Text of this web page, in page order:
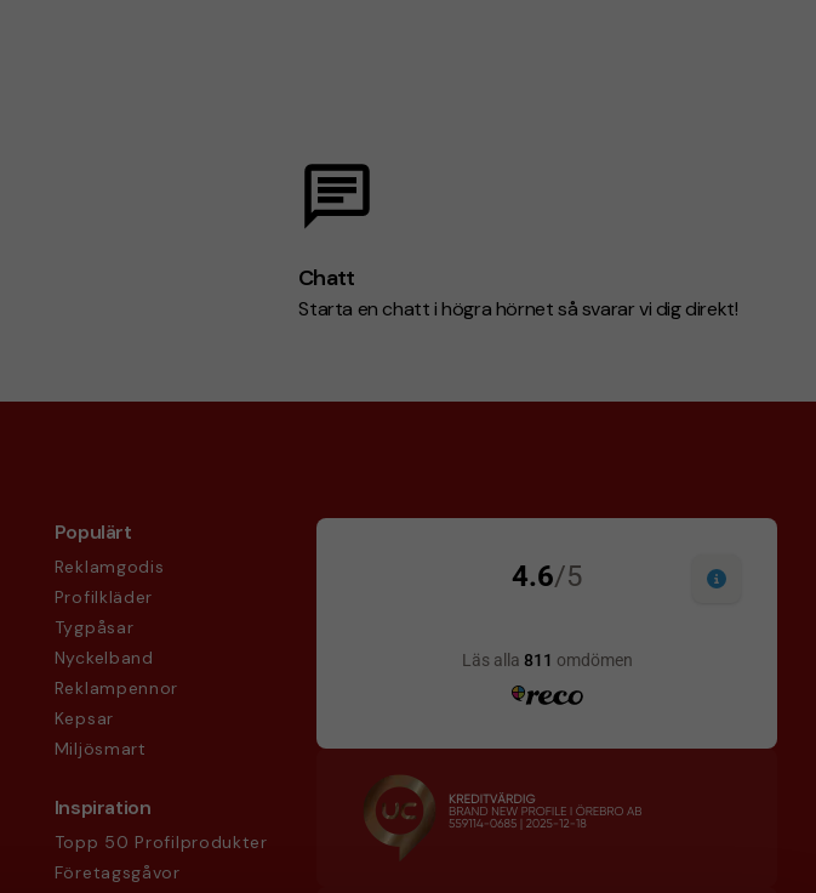
Chatt
Starta en chatt i högra hörnet så svarar vi dig direkt!
Populärt
Reklamgodis
Profilkläder
Tygpåsar
Nyckelband
Reklampennor
Kepsar
Miljösmart
Inspiration
Topp 50 Profilprodukter
Företagsgåvor